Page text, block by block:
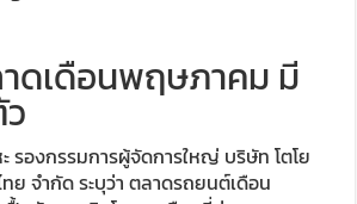
ดเดือนพฤษภาคม มี
รองกรรมการผู้จัดการใหญ่ บริษัท โตโย
ทย จำกัด ระบุว่า ตลาดรถยนต์เดือน